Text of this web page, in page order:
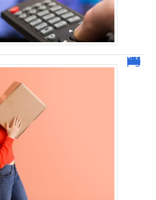
Complément de salaire à domicile avec l’emballage d’échantillons